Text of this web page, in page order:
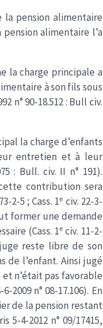
la pension alimentaire
alimentaire l’a
la charge principale a
à son fils sous
n° 90-18.512 : Bull civ.
la charge d’enfants
entretien et à leur
: Bull. civ. II n° 191).
contribution sera
2-5 ; Cass. 1e civ. 22-3-
former une demande
(Cass. 1e civ. 11-2-
juge reste libre de son
l’enfant. Ainsi jugé
n’était pas favorable
6-2009 n° 08-17.106). En
de la pension restant
5-4-2012 n° 09/17415,